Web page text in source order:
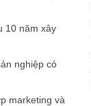
10 năm xây
nghiệp có
marketing và